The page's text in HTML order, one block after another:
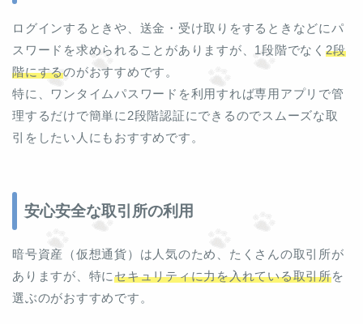
ログインするときや、送金・受け取りをするときなどにパ
スワードを求められることがありますが、1段階でなく 2段
階にするのがおすすめです。
特に、ワンタイムパスワードを利用すれば専用アプリで管
理するだけで簡単に2段階認証にできるのでスムーズな取
引をしたい人にもおすすめです。
安心安全な取引所の利用
暗号資産（仮想通貨）は人気のため、たくさんの取引所が
ありますが、特にセキュリティに力を入れている取引所を
選ぶのがおすすめです。